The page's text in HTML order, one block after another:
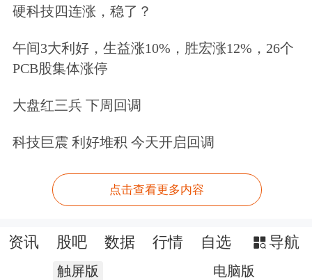
购买这些美国证券。
“从第一天开始就做多它的ADR并做空
的，”瑞银的报告称。“鉴于ADR折价现
象不太可能发生，于是风险非常有限，
易。”
投资机构Baillie Gifford、Coatue
Management和Situational Awareness
硬科技四连涨，稳了？
午间3大利好，生益涨10%，胜宏涨12%，26个
PCB股集体涨停
大盘红三兵 下周回调
科技巨震 利好堆积 今天开启回调
点击查看更多内容
资讯 股吧 数据 行情 自选 导航
触屏版 电脑版